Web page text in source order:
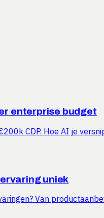
enterprise budget
CDP. Hoe AI je
uniek
Van